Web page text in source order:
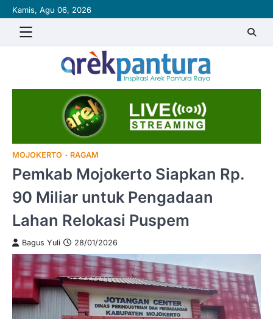
Skip
to
content
Kamis, Agu 06, 2026
MOJOKERTO RAGAM
Pemkab Mojokerto Siapkan Rp.
90 Miliar untuk Pengadaan
Lahan Relokasi Puspem
Bagus Yuli 28/01/2026